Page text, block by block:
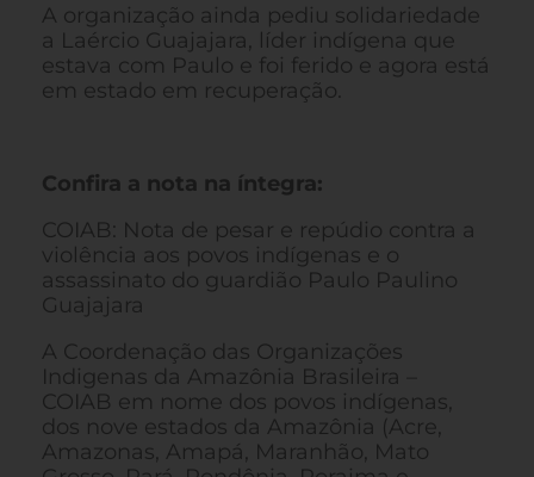
A organização ainda pediu solidariedade
a Laércio Guajajara, líder indígena que
estava com Paulo e foi ferido e agora está
em estado em recuperação.
Confira a nota na íntegra:
COIAB: Nota de pesar e repúdio contra a
violência aos povos indígenas e o
assassinato do guardião Paulo Paulino
Guajajara
A Coordenação das Organizações
Indigenas da Amazônia Brasileira –
COIAB em nome dos povos indígenas,
dos nove estados da Amazônia (Acre,
Amazonas, Amapá, Maranhão, Mato